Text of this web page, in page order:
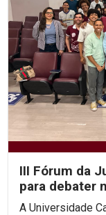
III Fórum da
para debater
direitos
A Universidade